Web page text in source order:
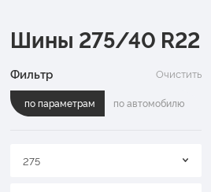
Шины 275/40 R22
Фильтр Очистить
по параметрам по автомобилю
275